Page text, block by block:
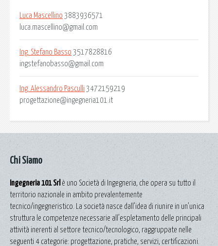
Luca Mascellino 3883936571
luca.mascellino@gmail.com
Ing. Stefano Basso 3517828816
ingstefanobasso@gmail.com
Ing. Alessandro Pasculli 3472159219
progettazione@ingegneria101.it
Chi Siamo
Ingegneria 101 Srl è uno Società di Ingegneria, che opera su tutto il
territorio nazionale in ambito prevalentemente
tecnico/ingegneristico. La società nasce dall’idea di riunire in un’unica
struttura le competenze necessarie all’espletamento delle principali
attività inerenti al settore tecnico/tecnologico, raggruppate nelle
seguenti 4 categorie: progettazione, pratiche, servizi, certificazioni.